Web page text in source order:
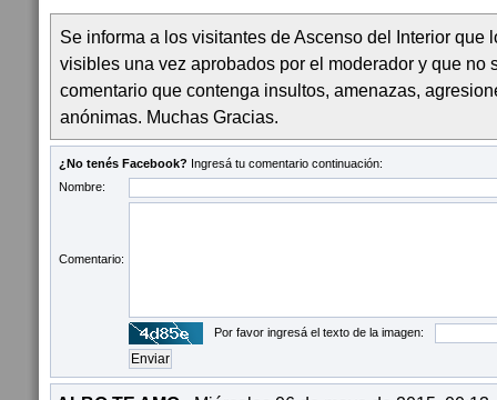
Se informa a los visitantes de Ascenso del Interior que
visibles una vez aprobados por el moderador y que no
comentario que contenga insultos, amenazas,
anónimas. Muchas Gracias.
¿No tenés Facebook? Ingresá tu comentario continuación:
Nombre:
Comentario:
Por favor ingresá el texto de la imagen: